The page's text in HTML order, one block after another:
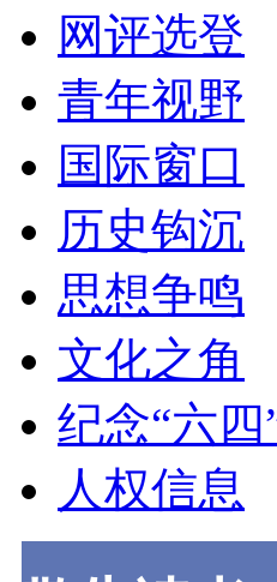
网评选登
青年视野
国际窗口
历史钩沉
思想争鸣
文化之角
纪念“六四
人权信息